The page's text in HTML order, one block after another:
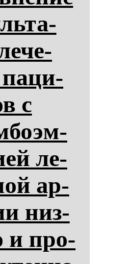
па­ци­
с
ле­
ар­
низ­
и про­